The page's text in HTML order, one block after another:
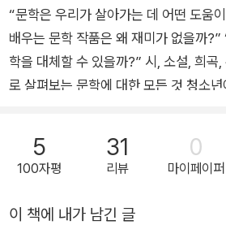
는, 인민들의 문학 생활』 등이 있다.
“문학은 우리가 살아가는 데 어떤 도움이 될까?” “
배우는 문학 작품은 왜 재미가 없을까
학을 대체할 수 있을까?” 시, 소설, 희곡
로 살펴보는 문학에 대한 모든 것 청소년에게 공부의 이유를 알려
열한 번째 주제는 ‘문학’이다. 『10대에
문학평론가 오창은 교수는 김소월, 김영
할 때 빼놓을 수 없는 중요한 작가와 작
시대를 아울러 소개하며 문학이란 무엇
5
100자평
31
리뷰
0
마이페이퍼
이 책에 내가 남긴 글